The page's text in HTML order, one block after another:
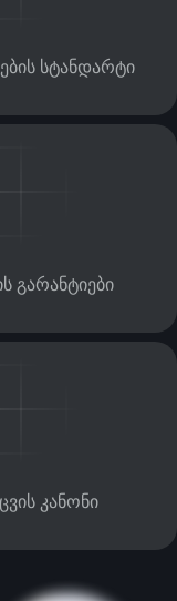
სტანდარტი
გარანტიები
კანონი